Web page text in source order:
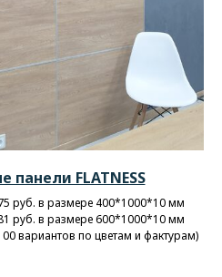
панели FLATNESS
руб. в размере 400*1000*10 мм
руб. в размере 600*1000*10 мм
вариантов по цветам и фактурам)